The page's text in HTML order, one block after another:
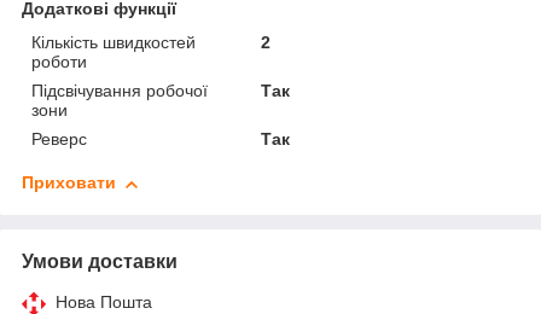
Додаткові функції
Кількість швидкостей
роботи
2
Підсвічування робочої
зони
Так
Реверс Так
Приховати
Умови доставки
Нова Пошта